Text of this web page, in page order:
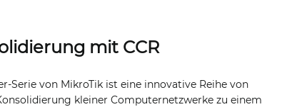
mit CCR
Serie von MikroTik ist eine innovative Reihe von
kleiner Computernetzwerke zu einem